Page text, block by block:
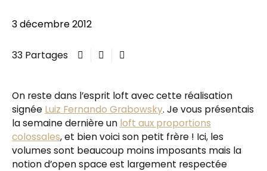
3 décembre 2012
33 Partages
On reste dans l’esprit loft avec cette réalisation
signée Luiz Fernando Grabowsky. Je vous présentais
la semaine dernière un loft aux proportions
colossales, et bien voici son petit frère ! Ici, les
volumes sont beaucoup moins imposants mais la
notion d’open space est largement respectée